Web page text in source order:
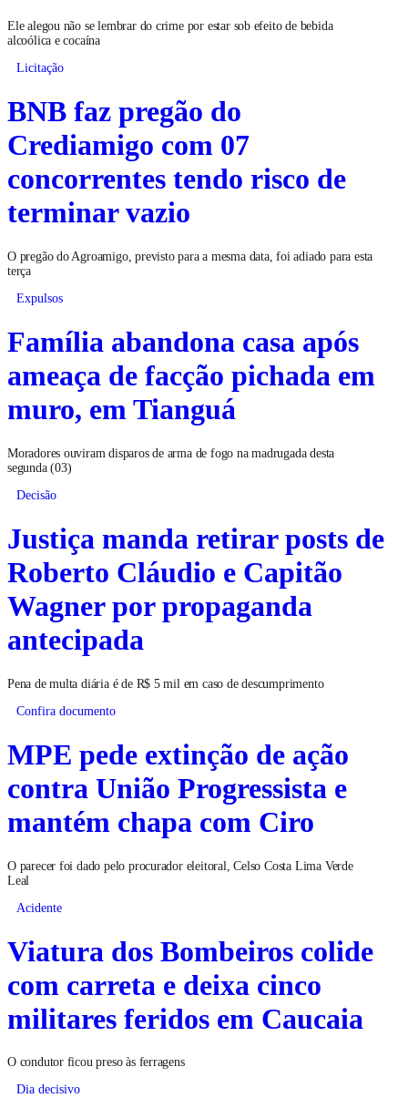
Ele alegou não se lembrar do crime por estar sob efeito de bebida
alcoólica e cocaína
Licitação
BNB faz pregão do
Crediamigo com 07
concorrentes tendo risco de
terminar vazio
O pregão do Agroamigo, previsto para a mesma data, foi adiado para esta
terça
Expulsos
Família abandona casa após
ameaça de facção pichada em
muro, em Tianguá
Moradores ouviram disparos de arma de fogo na madrugada desta
segunda (03)
Decisão
Justiça manda retirar posts de
Roberto Cláudio e Capitão
Wagner por propaganda
antecipada
Pena de multa diária é de R$ 5 mil em caso de descumprimento
Confira documento
MPE pede extinção de ação
contra União Progressista e
mantém chapa com Ciro
O parecer foi dado pelo procurador eleitoral, Celso Costa Lima Verde
Leal
Acidente
Viatura dos Bombeiros colide
com carreta e deixa cinco
militares feridos em Caucaia
O condutor ficou preso às ferragens
Dia decisivo